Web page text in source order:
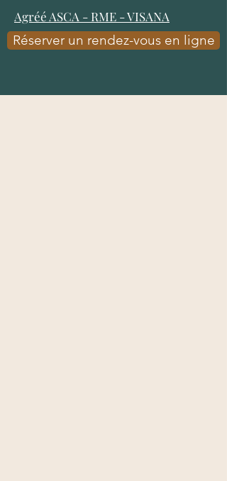
Agréé ASCA - RME -VISANA
Réserver un rendez-vous en ligne